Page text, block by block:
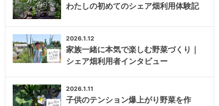
わたしの初めてのシェア畑利用体験記
2026.1.12
家族一緒に本気で楽しむ野菜づくり｜
シェア畑利用者インタビュー
2026.1.11
子供のテンション爆上がり野菜を作